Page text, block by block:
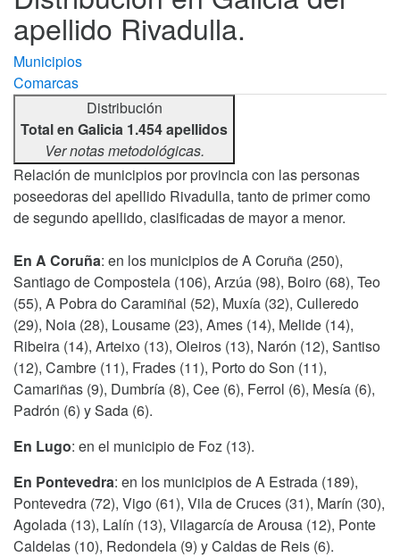
apellido Rivadulla.
Municipios
Comarcas
Distribución
Total en Galicia 1.454 apellidos
Ver notas metodológicas.
Relación de municipios por provincia con las personas
poseedoras del apellido Rivadulla, tanto de primer como
de segundo apellido, clasificadas de mayor a menor.
En A Coruña: en los municipios de A Coruña (250),
Santiago de Compostela (106), Arzúa (98), Boiro (68), Teo
(55), A Pobra do Caramiñal (52), Muxía (32), Culleredo
(29), Noia (28), Lousame (23), Ames (14), Melide (14),
Ribeira (14), Arteixo (13), Oleiros (13), Narón (12), Santiso
(12), Cambre (11), Frades (11), Porto do Son (11),
Camariñas (9), Dumbría (8), Cee (6), Ferrol (6), Mesía (6),
Padrón (6) y Sada (6).
En Lugo: en el municipio de Foz (13).
En Pontevedra: en los municipios de A Estrada (189),
Pontevedra (72), Vigo (61), Vila de Cruces (31), Marín (30),
Agolada (13), Lalín (13), Vilagarcía de Arousa (12), Ponte
Caldelas (10), Redondela (9) y Caldas de Reis (6).